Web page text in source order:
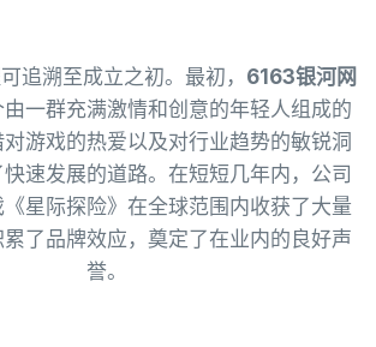
追溯至成立之初。最初， 6163银河网
一群充满激情和创意的年轻人组成的
游戏的热爱以及对行业趋势的敏锐洞
速发展的道路。在短短几年内，公司
星际探险》在全球范围内收获了大量
了品牌效应，奠定了在业内的良好声
誉。